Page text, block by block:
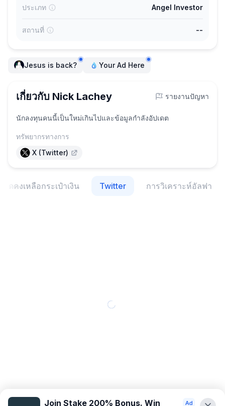
ประเภท Angel Investor
สถานที่ --
Jesus is back? Your Ad Here
เกี่ยวกับ Nick Lachey รายงานปัญหา
นักลงทุนคนนี้เป็นใหม่เกินไปและข้อมูลกำลังอัปเดต
ทรัพยากรทางการ
X (Twitter)
อดคงเหลือกระเป๋าเงิน Twitter การวิเคราะห์อัลฟา
Join Stake 200% Bonus. Win